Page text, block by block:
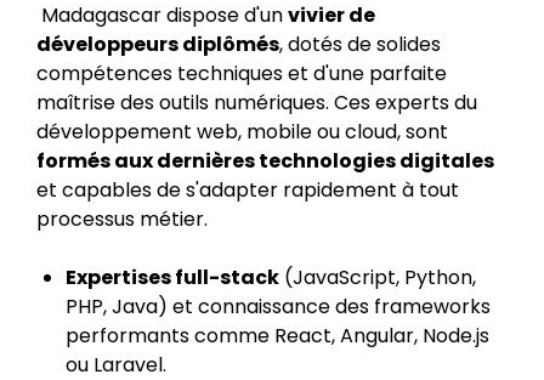
‍ Madagascar dispose d'unvivier de
développeurs diplômés, dotés de solides
compétences techniques et d'une parfaite
maîtrise des outils numériques. Ces experts du
développement web, mobile ou cloud, sont
formés aux dernières technologies digitales
et capables de s'adapter rapidement à tout
processus métier. ‍
Expertises full-stack (JavaScript, Python,
PHP, Java) et connaissance des frameworks
performants comme React, Angular, Node.js
ou Laravel.